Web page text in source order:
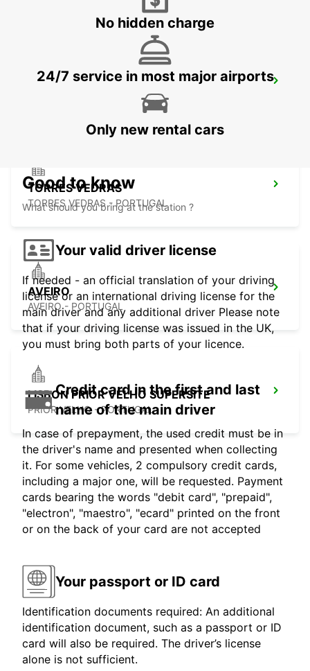
COIMBRA
TORRES VEDRAS
TORRES VEDRAS - PORTUGAL
AVEIRO
AVEIRO - PORTUGAL
LISBON PRIOR VELHO SUPERSITE
PRIOR VELHO - PORTUGAL
No hidden charge
24/7 service in most major airports
Only new rental cars
Good to know
What should you bring at the station ?
Your valid driver license
If needed - an official translation of your driving
license or an international driving license for the
main driver and any additional driver Please note
that if your driving license was issued in the UK,
you must bring both parts of your licence.
Credit card in the first and last
name of the main driver
In case of prepayment, the used credit must be in
the driver's name and presented when collecting
it. For some vehicles, 2 compulsory credit cards,
including a major one, will be requested. Payment
cards bearing the words "debit card", "prepaid",
"electron", "maestro", "ecard" printed on the front
or on the back of your card are not accepted
Your passport or ID card
Identification documents required: An additional
identification document, such as a passport or ID
card will also be required. The driver’s license
alone is not sufficient.